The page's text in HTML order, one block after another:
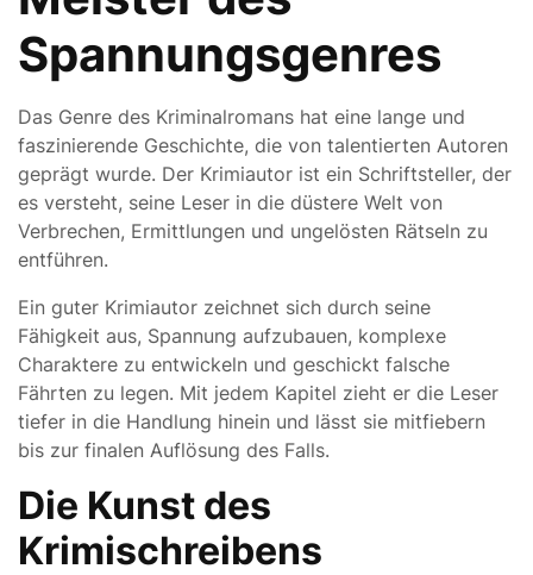
Spannungsgenres
Das Genre des Kriminalromans hat eine lange und
faszinierende Geschichte, die von talentierten Autoren
geprägt wurde. Der Krimiautor ist ein Schriftsteller, der
es versteht, seine Leser in die düstere Welt von
Verbrechen, Ermittlungen und ungelösten Rätseln zu
entführen.
Ein guter Krimiautor zeichnet sich durch seine
Fähigkeit aus, Spannung aufzubauen, komplexe
Charaktere zu entwickeln und geschickt falsche
Fährten zu legen. Mit jedem Kapitel zieht er die Leser
tiefer in die Handlung hinein und lässt sie mitfiebern
bis zur finalen Auflösung des Falls.
Die Kunst des
Krimischreibens